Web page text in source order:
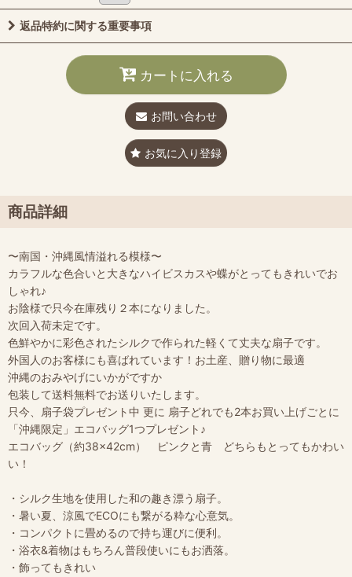
返品特約に関する重要事項
カートに入れる
お問い合わせ
お気に入り登録
商品詳細
〜南国・沖縄風情溢れる模様〜
カラフルな色合いと大きなハイビスカスや蝶がとってもきれいでお
しゃれ♪
お陰様で只今在庫残り２本になりました。
次回入荷未定です。
色鮮やかに彩色されたシルクで作られた軽くて丈夫な扇子です。
外国人のお客様にも喜ばれています！お土産、贈り物に最適
沖縄のおみやげにいかがですか
包装して送料無料でお送りいたします。
只今、扇子袋プレゼント中 更に 扇子どれでも2本お買い上げごとに
「沖縄限定」エコバッグ1つプレゼント♪
エコバッグ（約38×42cm） ピンクと青 どちらもとってもかわい
い！
・シルク生地を使用した和の趣き漂う扇子。
・暑い夏、涼風でECOにも繋がる粋な心意気。
・コンパクトに畳めるので持ち運びに便利。
・浴衣&着物はもちろん普段使いにもお洒落。
・飾ってもきれい